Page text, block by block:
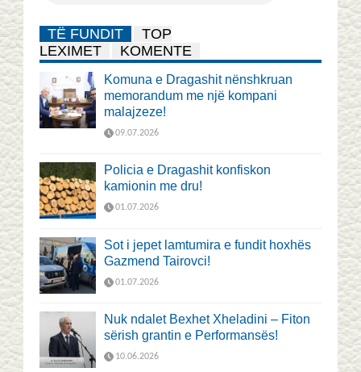
TË FUNDIT
TOP
LEXIMET
KOMENTE
Komuna e Dragashit nënshkruan
memorandum me një kompani
malajzeze!
09.07.2026
Policia e Dragashit konfiskon
kamionin me dru!
01.07.2026
Sot i jepet lamtumira e fundit hoxhës
Gazmend Tairovci!
01.07.2026
Nuk ndalet Bexhet Xheladini – Fiton
sërish grantin e Performansës!
10.06.2026